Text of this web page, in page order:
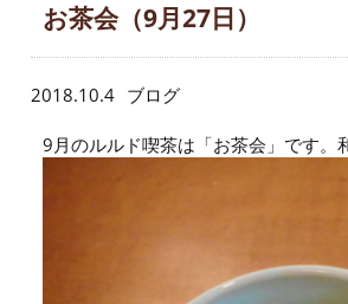
お茶会（9月27日）
2018.10.4 ブログ
9月のルルド喫茶は「お茶会」です。